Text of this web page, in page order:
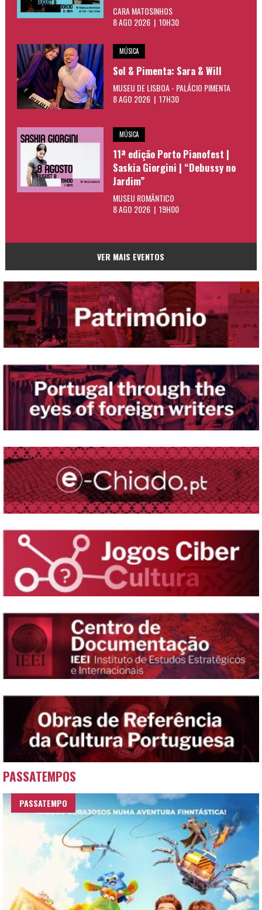
CARA MATOSINHOS
8 AGO 2026 | 10H30
MÚSICA
Sol & Pimenta: Sara & Will
MUSEU DE LISBOA - PALÁCIO PIMENTA
8 AGO 2026 | 17H30
MÚSICA
11ª edição Porto Pianofest |
Saskia Giorgini | “Debussy no
Jardim”
MUSEU ROMÂNTICO
8 AGO 2026 | 19H00
VER MAIS EVENTOS
PASSATEMPOS
PASSATEMPO